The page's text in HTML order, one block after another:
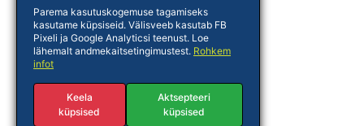
Parema kasutuskogemuse tagamiseks
kasutame küpsiseid. Välisveeb kasutab FB
Pixeli ja Google Analyticsi teenust. Loe
lähemalt andmekaitsetingimustest. Rohkem
infot
Keela
küpsised
Aktsepteeri
küpsised